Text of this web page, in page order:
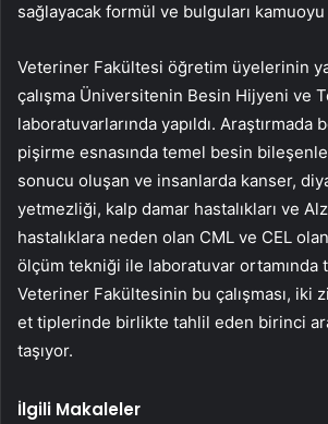
sağlayacak formül ve bulguları kamuoyu
Veteriner Fakültesi öğretim üyelerinin
çalışma Üniversitenin Besin Hijyeni ve
laboratuvarlarında yapıldı. Araştırmada
pişirme esnasında temel besin
sonucu oluşan ve insanlarda kanser,
yetmezliği, kalp damar hastalıkları ve
hastalıklara neden olan CML ve CEL
ölçüm tekniği ile laboratuvar ortamında
Veteriner Fakültesinin bu çalışması, iki
et tiplerinde birlikte tahlil eden birinci
taşıyor.
İlgili Makaleler